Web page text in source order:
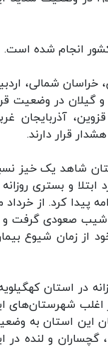
شمالی،
گیلان در وضعیت
آذربایجان
قرار دارند.
شاهد یک خیز
موارد ابتلا و بستری روزانه
کرد. از خرداد
شیب صعودی گرفت و
از زمان شیوع بیماری
در استان کهگیلویه
شهرستان‌های
این استان به
و لنده در